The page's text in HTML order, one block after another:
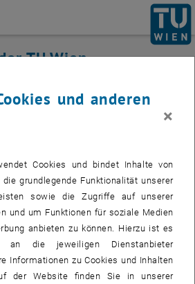
Wien Startseite auflisten
TU Wien
10.6 für
allen registrierten Lizenznehmern ab
- swd.tuwien.ac.at - zur Verfügung.
aus lizenzrechtlichen Gründen nur von
und anderen
×
Cookies und bindet Inhalte von
grundlegende Funktionalität unserer
sowie die Zugriffe auf unserer
und um Funktionen für soziale Medien
anbieten zu können. Hierzu ist es
an die jeweiligen Dienstanbieter
Informationen zu Cookies und Inhalten
der Website finden Sie in unserer